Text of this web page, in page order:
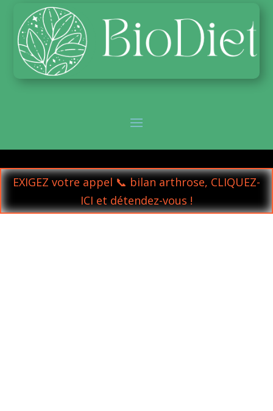
EXIGEZ votre appel 📞 bilan arthrose, CLIQUEZ-
ICI et détendez-vous !